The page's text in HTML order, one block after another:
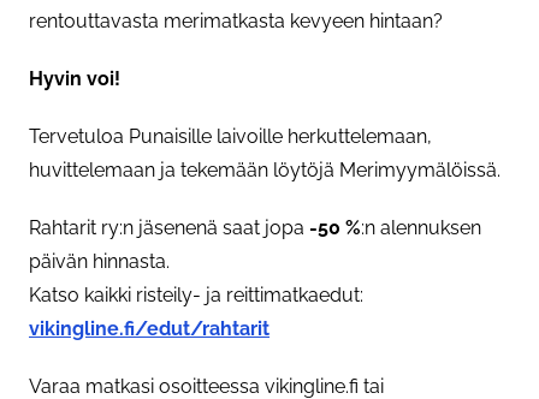
rentouttavasta merimatkasta kevyeen hintaan?
Hyvin voi!
Tervetuloa Punaisille laivoille herkuttelemaan,
huvittelemaan ja tekemään löytöjä Merimyymälöissä.
Rahtarit ry:n jäsenenä saat jopa -50 %:n alennuksen
päivän hinnasta.
Katso kaikki risteily- ja reittimatkaedut:
vikingline.fi/edut/rahtarit
Varaa matkasi osoitteessa vikingline.fi tai